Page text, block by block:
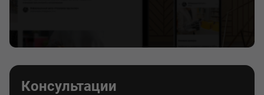
Консультации